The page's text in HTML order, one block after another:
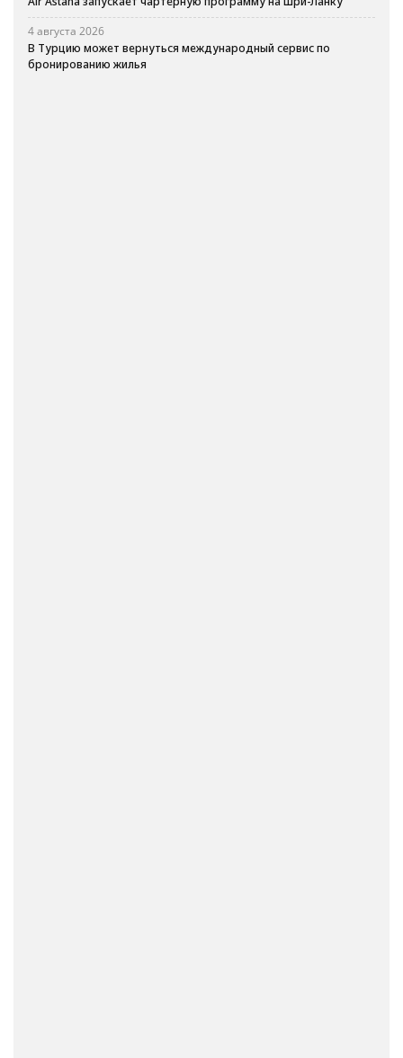
4 августа 2026
В Турцию может вернуться международный сервис по
бронированию жилья